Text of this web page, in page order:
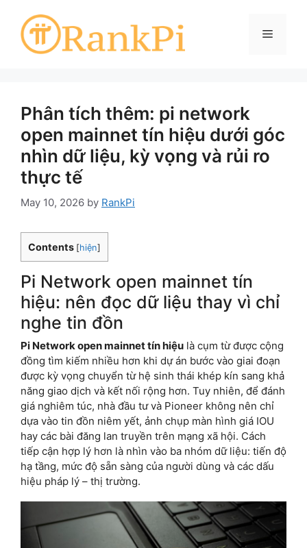
content
Menu
Phân tích thêm: pi network
open mainnet tín hiệu dưới góc
nhìn dữ liệu, kỳ vọng và rủi ro
thực tế
May 10, 2026 by RankPi
Contents [hiện]
Pi Network open mainnet tín
hiệu: nên đọc dữ liệu thay vì chỉ
nghe tin đồn
Pi Network open mainnet tín hiệu là cụm từ được cộng
đồng tìm kiếm nhiều hơn khi dự án bước vào giai đoạn
được kỳ vọng chuyển từ hệ sinh thái khép kín sang khả
năng giao dịch và kết nối rộng hơn. Tuy nhiên, để đánh
giá nghiêm túc, nhà đầu tư và Pioneer không nên chỉ
dựa vào tin đồn niêm yết, ảnh chụp màn hình giá IOU
hay các bài đăng lan truyền trên mạng xã hội. Cách
tiếp cận hợp lý hơn là nhìn vào ba nhóm dữ liệu: tiến độ
hạ tầng, mức độ sẵn sàng của người dùng và các dấu
hiệu pháp lý – thị trường.